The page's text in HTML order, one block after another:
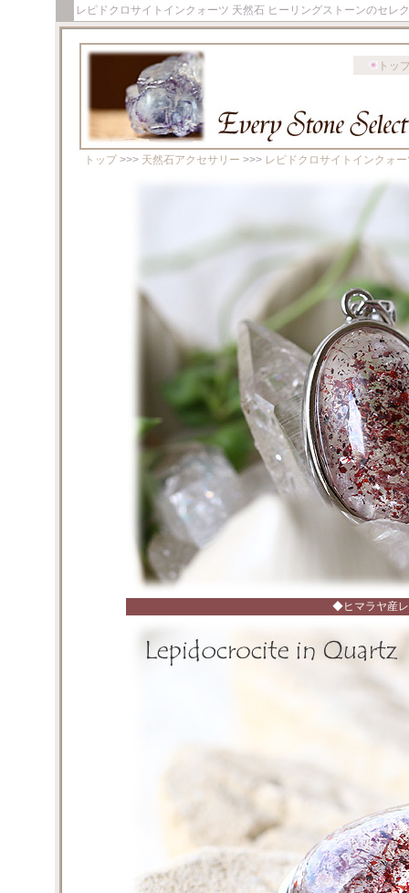
レピドクロサイトインクォーツ 天然石 ヒーリングストーンのセ
トッ
トップ>>> 天然石アクセサリー >>> レピドクロサイトインクォー
◆ヒマラヤ産